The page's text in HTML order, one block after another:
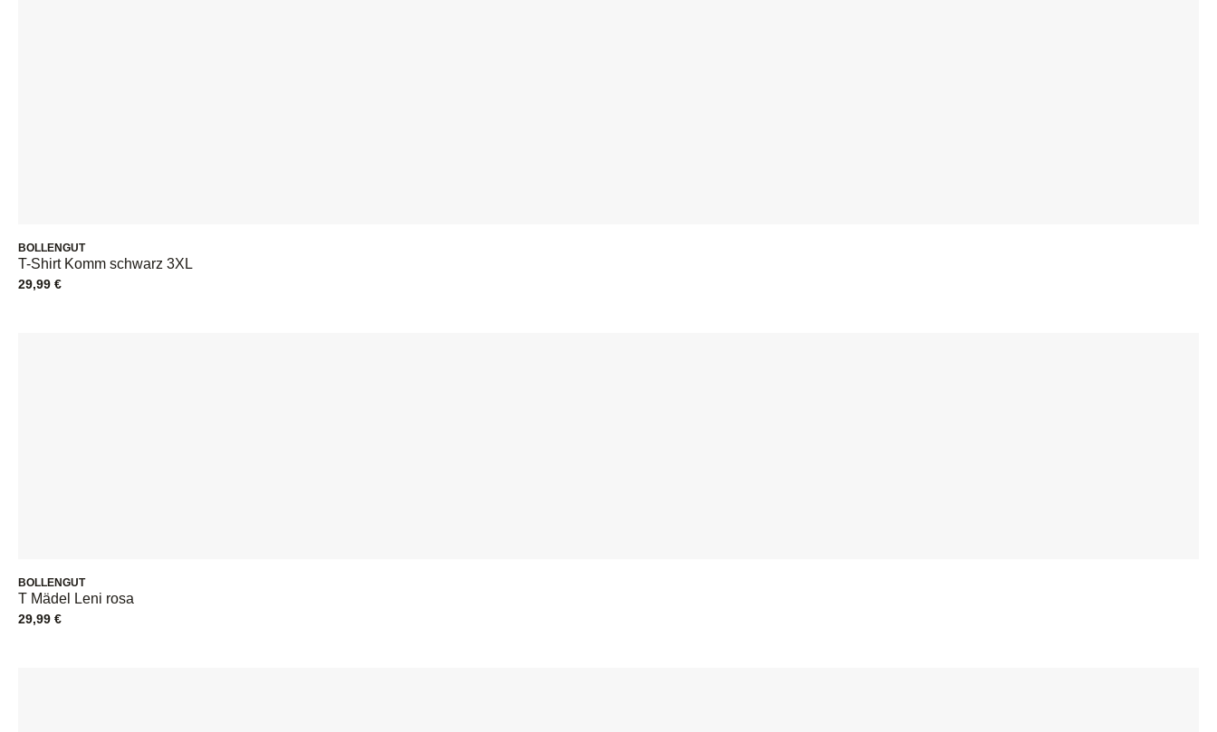
BOLLENGUT
T-Shirt Komm schwarz 3XL
29,99 €
BOLLENGUT
T Mädel Leni rosa
29,99 €